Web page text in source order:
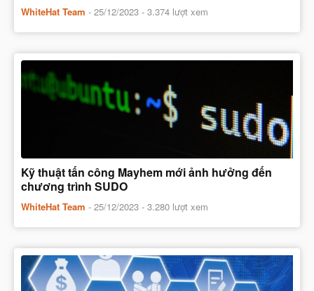
WhiteHat Team - 25/12/2023 - 3.374 lượt xem
Kỹ thuật tấn công Mayhem mới ảnh hưởng đến
chương trình SUDO
WhiteHat Team - 25/12/2023 - 3.280 lượt xem